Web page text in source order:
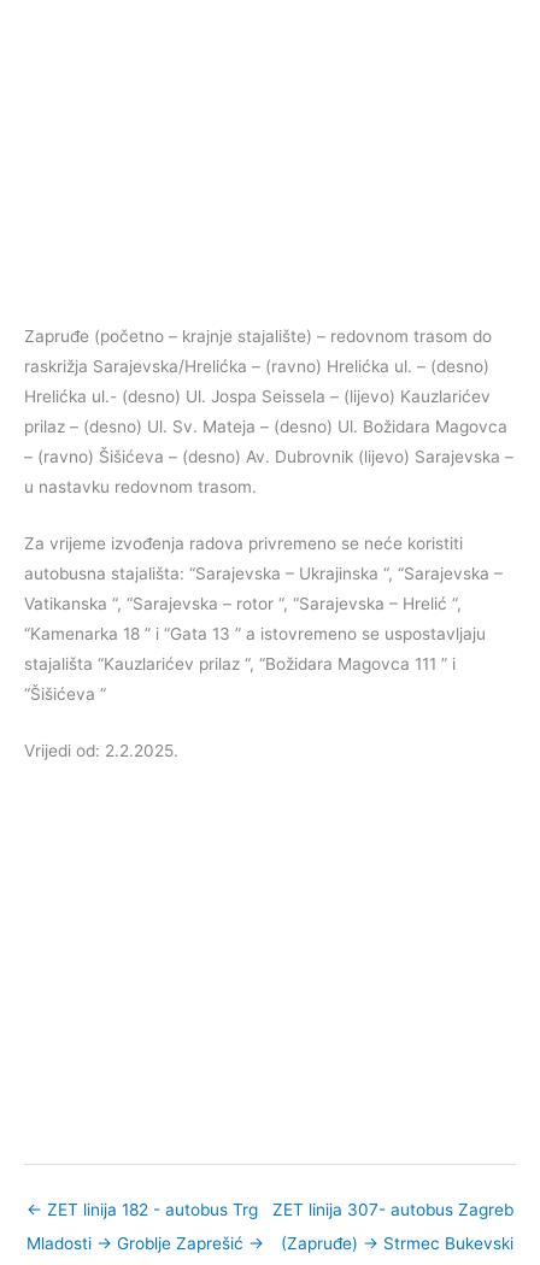
Zapruđe (početno – krajnje stajalište) – redovnom trasom do
raskrižja Sarajevska/Hrelićka – (ravno) Hrelićka ul. – (desno)
Hrelićka ul.- (desno) Ul. Jospa Seissela – (lijevo) Kauzlarićev
prilaz – (desno) Ul. Sv. Mateja – (desno) Ul. Božidara Magovca
– (ravno) Šišićeva – (desno) Av. Dubrovnik (lijevo) Sarajevska –
u nastavku redovnom trasom.
Za vrijeme izvođenja radova privremeno se neće koristiti
autobusna stajališta: “Sarajevska – Ukrajinska “, “Sarajevska –
Vatikanska “, “Sarajevska – rotor “, “Sarajevska – Hrelić “,
“Kamenarka 18 ” i “Gata 13 ” a istovremeno se uspostavljaju
stajališta “Kauzlarićev prilaz “, “Božidara Magovca 111 ” i
“Šišićeva “
Vrijedi od: 2.2.2025.
← ZET linija 182 - autobus Trg
Mladosti → Groblje Zaprešić →
ZET linija 307- autobus Zagreb
(Zapruđe) → Strmec Bukevski